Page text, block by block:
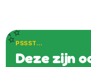
PSSST…
Deze zijn